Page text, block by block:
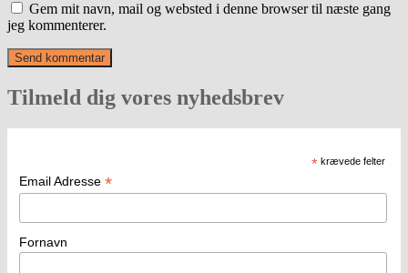
Gem mit navn, mail og websted i denne browser til næste gang
jeg kommenterer.
Tilmeld dig vores nyhedsbrev
* krævede felter
Email Adresse *
Fornavn